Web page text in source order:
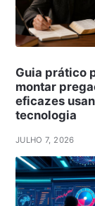
Guia prático
montar
eficazes
tecnologia
JULHO 7, 2026